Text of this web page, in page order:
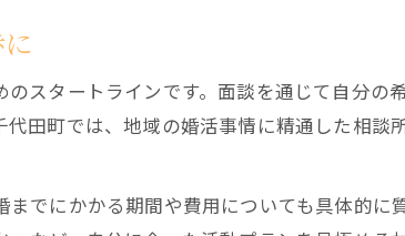
婚相談所探しに役立つ初回面談の実例
相談所初回面談の実際の流れを紹介
で分かる結婚相談所ごとの違いとは
市の結婚相談所体験談から得るヒント
スタートラインです。面談を通じて自分の
田町では、地域の婚活事情に精通した相
でにかかる期間や費用についても具体的